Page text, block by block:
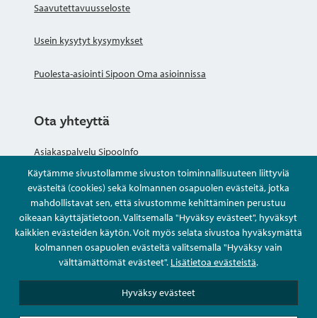
Käytämme sivustollamme sivuston toiminnallisuuteen liittyviä
evästeitä (cookies) sekä kolmannen osapuolen evästeitä, jotka
mahdollistavat sen, että sivustomme kehittäminen perustuu
oikeaan käyttäjätietoon. Valitsemalla "Hyväksy evästeet", hyväksyt
kaikkien evästeiden käytön. Voit myös selata sivustoa hyväksymättä
kolmannen osapuolen evästeitä valitsemalla "Hyväksy vain
välttämättömät evästeet". Lisätietoa evästeistä.
Hyväksy evästeet
Saavutettavuusseloste
Usein kysytyt kysymykset
Puolesta-asiointi Sipoon Oma asioinnissa
Ota yhteyttä
Asiakaspalvelu SipooInfo
Anna palautetta nimettömästi
Kysy tai asioi
Yhteystiedot